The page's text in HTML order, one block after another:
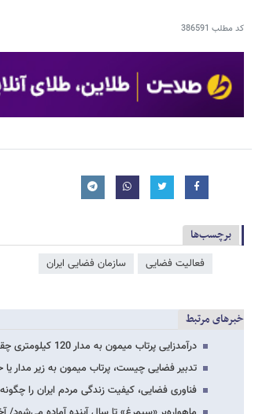
کد مطلب 386591
برچسب‌ها
فعالیت فضایی سازمان فضایی ایران
خبرهای مرتبط
درآمدزایی پرتاب میمون به مدار 120 کیلومتری چقدر است؟
تدبیر فضایی چیست، پرتاب میمون به زیر مدار
فناوری فضایی، کیفیت زندگی مردم ایران را